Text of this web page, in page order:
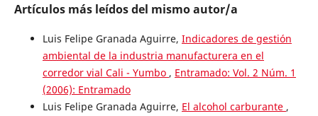
Artículos más leídos del mismo autor/a
Luis Felipe Granada Aguirre, Indicadores de gestión
ambiental de la industria manufacturera en el
corredor vial Cali - Yumbo , Entramado: Vol. 2 Núm. 1
(2006): Entramado
Luis Felipe Granada Aguirre, El alcohol carburante ,